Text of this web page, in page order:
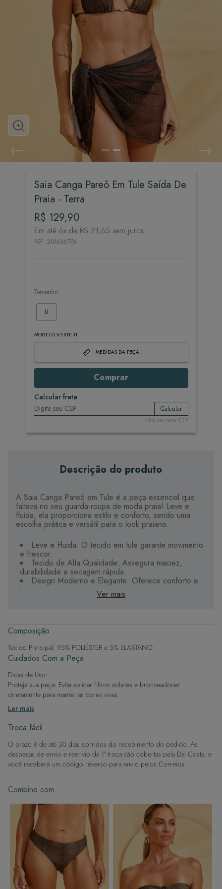
Saia Canga Pareô Em Tule Saída De
Praia - Terra
R$ 129,90
Em até 6x de R$ 21,65 sem juros
REF: 201636776
Tamanho
U
MODELO VESTE U
MEDIDAS DA PEÇA
Comprar
Calcular frete
Calcular
Não sei meu CEP
Descrição do produto
A Saia Canga Pareô em Tule é a peça essencial que
faltava no seu guarda-roupa de moda praia! Leve e
fluida, ela proporciona estilo e conforto, sendo uma
escolha prática e versátil para o look praiano.
Leve e Fluida: O tecido em tule garante movimento
e frescor.
Tecido de Alta Qualidade: Assegura maciez,
durabilidade e secagem rápida.
Design Moderno e Elegante: Oferece conforto e
beleza em todos os momentos.
Detalhes Personalizados: Exclusivos, garantindo
Esta saia canga é indispensável para compor looks de
praia com estilo e facilidade, permitindo variações
criativas no dia a dia.
Ver mais
Composição
Tecido Principal: 95% POLIÉSTER e 5% ELASTANO
Cuidados Com a Peça
Dicas de Uso:
Proteja sua peça: Evite aplicar filtros solares e bronzeadores
diretamente para manter as cores vivas.
Após a piscina: Lembre-se de que o cloro pode desgastar o tecido,
então enxague após sair da água.
Evite superfícies ásperas: Para manter a integridade do tecido, evite
Dicas de Lavagem:
Lave rapidamente: Assim que possível, lave separado de outras peças.
À mão e com cuidado: Use água fria e sabão neutro, evitando máquina
Secagem ideal: Não deixe de molho nem guarde úmido. Seque à
Para cores vibrantes: Lave as peças antes do primeiro uso e siga as
dicas acima para manter as cores radiantes.
Ler mais
Troca fácil
O prazo é de até 30 dias corridos do recebimento do pedido. As
despesas de envio e reenvio da 1ª troca são cobertas pela Dal Costa, e
você receberá um código reverso para envio pelos Correios.
Combine com